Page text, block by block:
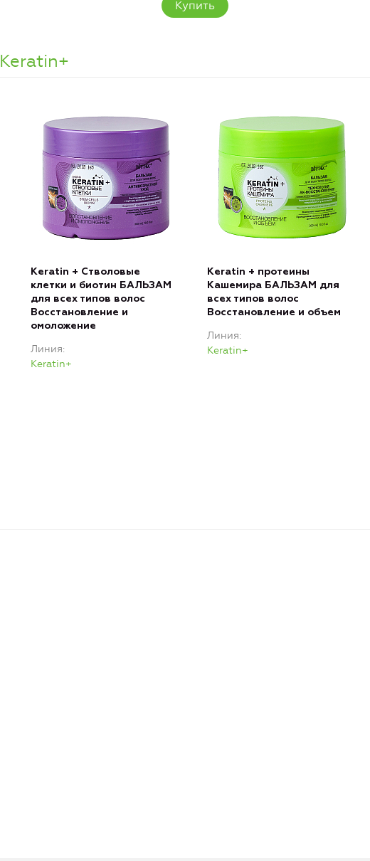
Купить
Keratin+
Keratin + Стволовые
клетки и биотин БАЛЬЗАМ
для всех типов волос
Восстановление и
омоложение
Линия
Keratin+
Keratin + протеины
Кашемира БАЛЬЗАМ для
всех типов волос
Восстановление и объем
Линия
Keratin+